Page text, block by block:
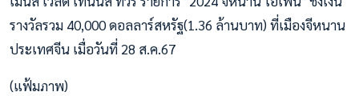
รางวัลรวม 40,000 ดอลลาร์สหรัฐ(1.36 ล้านบาท) ที่เมืองจีหนาน
ประเทศจีน เมื่อวันที่ 28 ส.ค.67
(แฟ้มภาพ)